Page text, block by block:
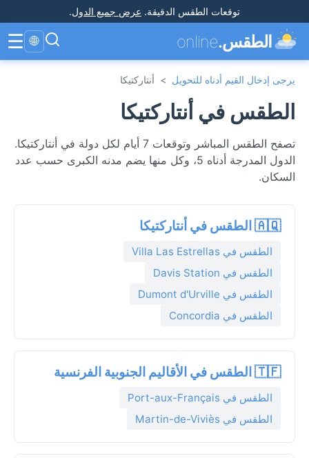
توقعات الطقس الدقيقة. عرض جميع الدول.
الطقس.online
🌐
☰
يرجى إدخال القيم أدناه للتحويل > أنتاركتيكا
الطقس في أنتاركتيكا
تصفح الطقس المباشر وتوقعات 7 أيام لكل دولة في أنتاركتيكا.
الدول المدرجة أدناه 5، وكل منها يضم مدنه الكبرى حسب عدد
السكان.
🇦🇶 الطقس في أنتاركتيكا
الطقس في Villa Las Estrellas
الطقس في Davis Station
الطقس في Dumont d'Urville
الطقس في Concordia
🇹🇫 الطقس في الأقاليم الجنوبية الفرنسية
الطقس في Port-aux-Français
الطقس في Martin-de-Viviès